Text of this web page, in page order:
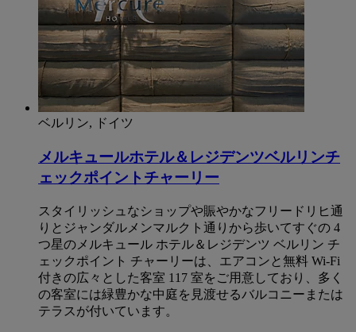
ベルリン, ドイツ
メルキュールホテル＆レジデンツベルリンチ
ェックポイントチャーリー
スタイリッシュなショップや賑やかなフリードリヒ通
りとジャンダルメンマルクト通りから歩いてすぐの 4
つ星のメルキュール ホテル＆レジデンツ ベルリン チ
ェックポイント チャーリーは、エアコンと無料 Wi-Fi
付きの広々とした客室 117 室をご用意しており、多く
の客室には緑豊かな中庭を見渡せるバルコニーまたは
テラスが付いています。